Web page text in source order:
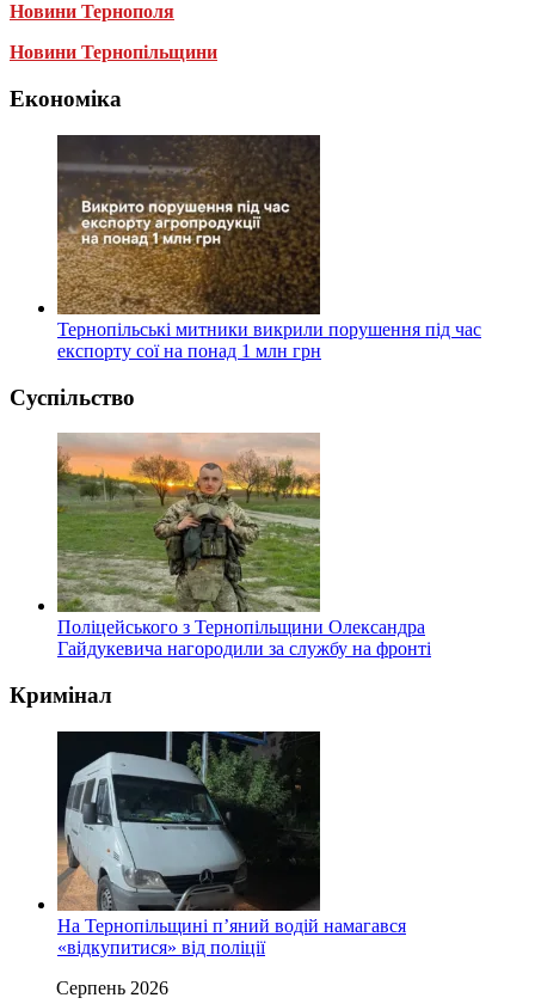
Новини Тернополя
Новини Тернопільщини
Економіка
Тернопільські митники викрили порушення під час
експорту сої на понад 1 млн грн
Суспільство
Поліцейського з Тернопільщини Олександра
Гайдукевича нагородили за службу на фронті
Кримінал
На Тернопільщині п’яний водій намагався
«відкупитися» від поліції
Серпень 2026